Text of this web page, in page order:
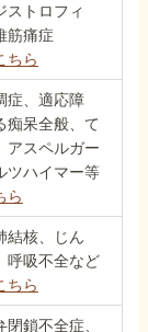
ストロフィ
筋痛症
ちら
症、適応障
痴呆全般、て
アスペルガー
ツハイマー等
ら
結核、じん
呼吸不全など
ちら
鎖不全症、